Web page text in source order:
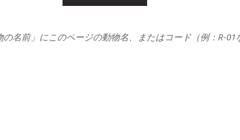
名前」にこのページの動物名、またはコード（例：R-